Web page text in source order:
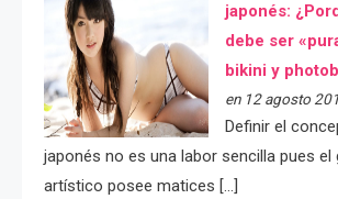
japonés:
debe ser
bikini y
en 12 agosto
Definir el
japonés no es una labor sencilla pues el
artístico posee matices […]